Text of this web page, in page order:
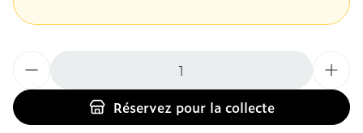
Réservezpour la collecte